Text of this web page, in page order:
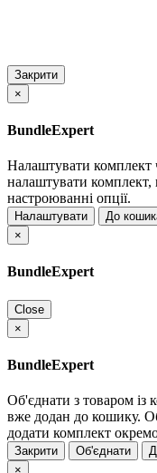
Закрити
×
BundleExpert
Налаштувати комплект
налаштувати комплект,
настроюванні опції.
Налаштувати
До
×
BundleExpert
Close
×
BundleExpert
Об'єднати з товаром із
вже додан до кошику.
додати комплект
Закрити Об'єднати
×